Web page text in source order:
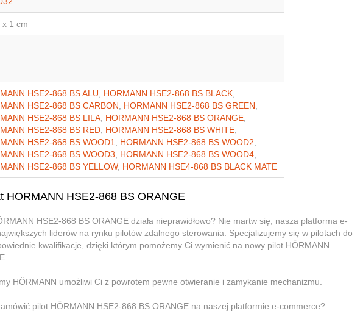
x 1 cm
HSE2-868 BS ALU, HORMANN HSE2-868 BS BLACK,
HSE2-868 BS CARBON, HORMANN HSE2-868 BS GREEN,
HSE2-868 BS LILA, HORMANN HSE2-868 BS ORANGE,
HSE2-868 BS RED, HORMANN HSE2-868 BS WHITE,
HSE2-868 BS WOOD1, HORMANN HSE2-868 BS WOOD2,
HSE2-868 BS WOOD3, HORMANN HSE2-868 BS WOOD4,
HSE2-868 BS YELLOW, HORMANN HSE4-868 BS BLACK MATE
HORMANN HSE2-868 BS ORANGE
HSE2-868 BS ORANGE działa nieprawidłowo? Nie martw się, nasza platforma e-
liderów na rynku pilotów zdalnego sterowania. Specjalizujemy się w pilotach do
kwalifikacje, dzięki którym pomożemy Ci wymienić na nowy pilot HÖRMANN
HÖRMANN umożliwi Ci z powrotem pewne otwieranie i zamykanie mechanizmu.
pilot HÖRMANN HSE2-868 BS ORANGE na naszej platformie e-commerce?